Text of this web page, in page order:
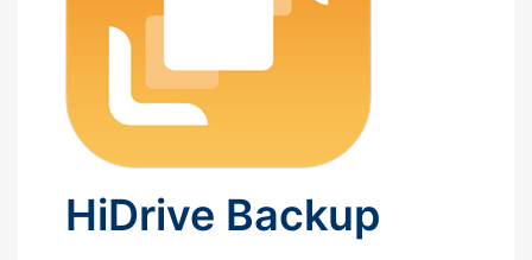
HiDrive Backup